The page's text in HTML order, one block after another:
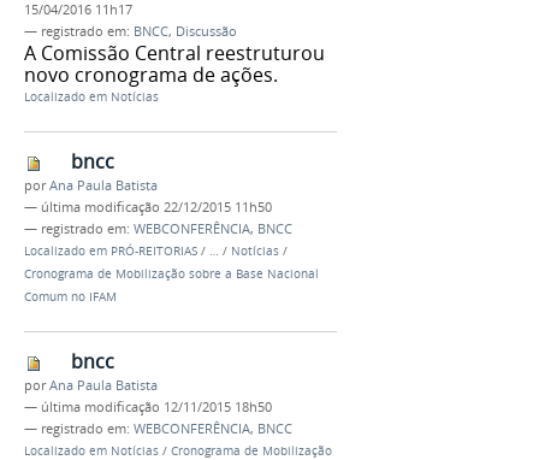
15/04/2016 11h17
— registrado em: BNCC, Discussão
A Comissão Central reestruturou
novo cronograma de ações.
Localizado em Notícias
bncc
porAna Paula Batista
— última modificação 22/12/2015 11h50
— registrado em: WEBCONFERÊNCIA, BNCC
Localizado em PRÓ-REITORIAS / … / Notícias /
Cronograma de Mobilização sobre a Base Nacional
Comum no IFAM
bncc
porAna Paula Batista
— última modificação 12/11/2015 18h50
— registrado em: WEBCONFERÊNCIA, BNCC
Localizado em Notícias / Cronograma de Mobilização